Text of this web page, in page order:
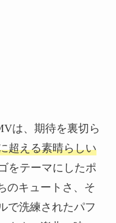
は、期待を裏切ら
超える素晴らしい
をテーマにしたポ
のキュートさ、そ
で洗練されたパフ